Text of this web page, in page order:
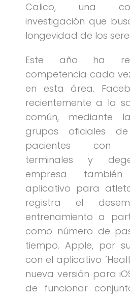
Calico, una
investigación que
longevidad de los
Este año ha
competencia cada
en esta área.
recientemente a la
común, mediante
grupos oficiales
pacientes con
terminales y
empresa
aplicativo para
registra el
entrenamiento a
como número de
tiempo. Apple, por
con el aplicativo
nueva versión para
de funcionar